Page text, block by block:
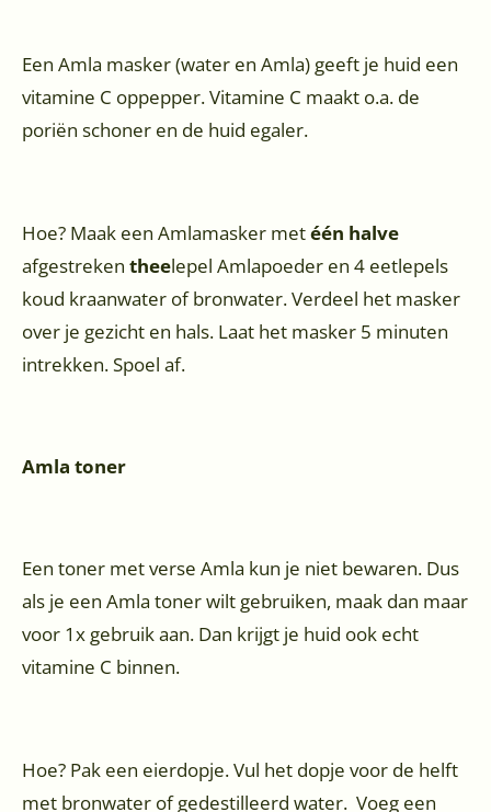
Een Amla masker (water en Amla) geeft je huid een
vitamine C oppepper. Vitamine C maakt o.a. de
poriën schoner en de huid egaler.
Hoe? Maak een Amlamasker metéén halve
afgestreken theelepel Amlapoeder en 4 eetlepels
koud kraanwater of bronwater. Verdeel het masker
over je gezicht en hals. Laat het masker 5 minuten
intrekken. Spoel af.
Amla toner
Een toner met verse Amla kun je niet bewaren. Dus
als je een Amla toner wilt gebruiken, maak dan maar
voor 1x gebruik aan. Dan krijgt je huid ook echt
vitamine C binnen.
Hoe? Pak een eierdopje. Vul het dopje voor de helft
met bronwater of gedestilleerd water. Voeg een